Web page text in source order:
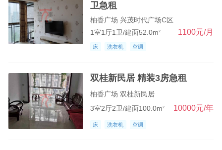
卫急租
柚香广场 兴茂时代广场C区
1室1厅1卫/建面52.0m2 1100元/月
床 洗衣机 空调
双桂新民居 精装3房急租
柚香广场 双桂新民居
3室2厅2卫/建面100.0m2 10000元/年
床 洗衣机 空调